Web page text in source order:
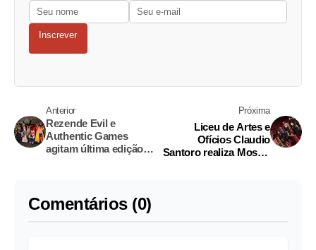
Inscrever
Anterior
Rezende Evil e
Authentic Games
agitam última edição
Próxima
Liceu de Artes e
Ofícios Claudio
Santoro realiza Mostra
Comentários (0)